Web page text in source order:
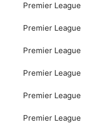
Premier League
Premier League
Premier League
Premier League
Premier League
Premier League